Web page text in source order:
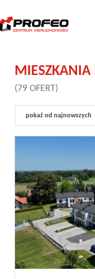
MIESZKANIA
(79 OFERT)
pokaż od najnowszych